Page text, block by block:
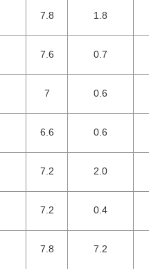
7.8 1.8
7.6 0.7
7 0.6
6.6 0.6
7.2 2.0
7.2 0.4
7.8 7.2